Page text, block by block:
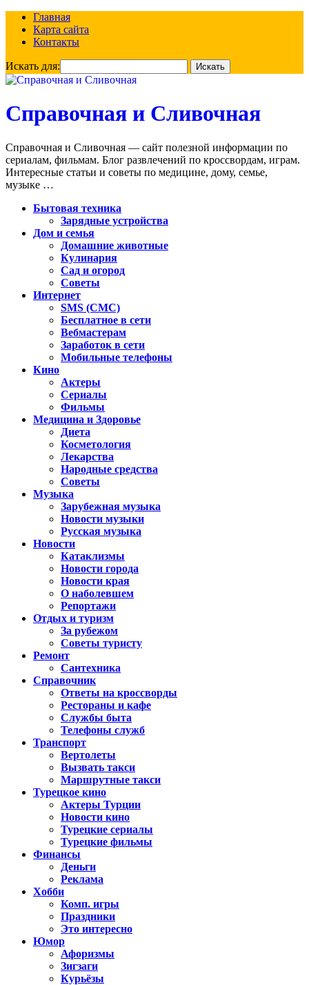
Главная
Карта сайта
Контакты
Искать для:
Справочная и Сливочная
Справочная и Сливочная — сайт полезной информации по
сериалам, фильмам. Блог развлечений по кроссвордам, играм.
Интересные статьи и советы по медицине, дому, семье,
музыке …
Бытовая техника
Зарядные устройства
Дом и семья
Домашние животные
Кулинария
Сад и огород
Советы
Интернет
SMS (СМС)
Бесплатное в сети
Вебмастерам
Заработок в сети
Мобильные телефоны
Кино
Актеры
Сериалы
Фильмы
Медицина и Здоровье
Диета
Косметология
Лекарства
Народные средства
Советы
Музыка
Зарубежная музыка
Новости музыки
Русская музыка
Новости
Катаклизмы
Новости города
Новости края
О наболевшем
Репортажи
Отдых и туризм
За рубежом
Советы туристу
Ремонт
Сантехника
Справочник
Ответы на кроссворды
Рестораны и кафе
Службы быта
Телефоны служб
Транспорт
Вертолеты
Вызвать такси
Маршрутные такси
Турецкое кино
Актеры Турции
Новости кино
Турецкие сериалы
Турецкие фильмы
Финансы
Деньги
Реклама
Хобби
Комп. игры
Праздники
Это интересно
Юмор
Афоризмы
Зигзаги
Курьёзы